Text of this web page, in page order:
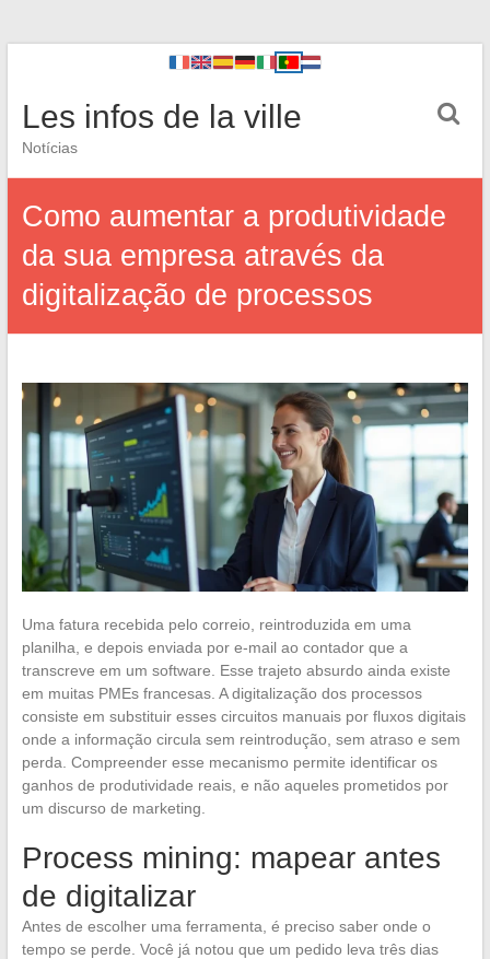
Les infos de la ville
Notícias
Como aumentar a produtividade
da sua empresa através da
digitalização de processos
Uma fatura recebida pelo correio, reintroduzida em uma
planilha, e depois enviada por e-mail ao contador que a
transcreve em um software. Esse trajeto absurdo ainda existe
em muitas PMEs francesas. A digitalização dos processos
consiste em substituir esses circuitos manuais por fluxos digitais
onde a informação circula sem reintrodução, sem atraso e sem
perda. Compreender esse mecanismo permite identificar os
ganhos de produtividade reais, e não aqueles prometidos por
um discurso de marketing.
Process mining: mapear antes
de digitalizar
Antes de escolher uma ferramenta, é preciso saber onde o
tempo se perde. Você já notou que um pedido leva três dias